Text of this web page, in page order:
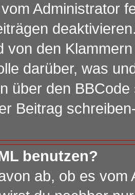
Administrator
von den
darüber, was
über den
Beitrag
benutzen?
ab, ob es